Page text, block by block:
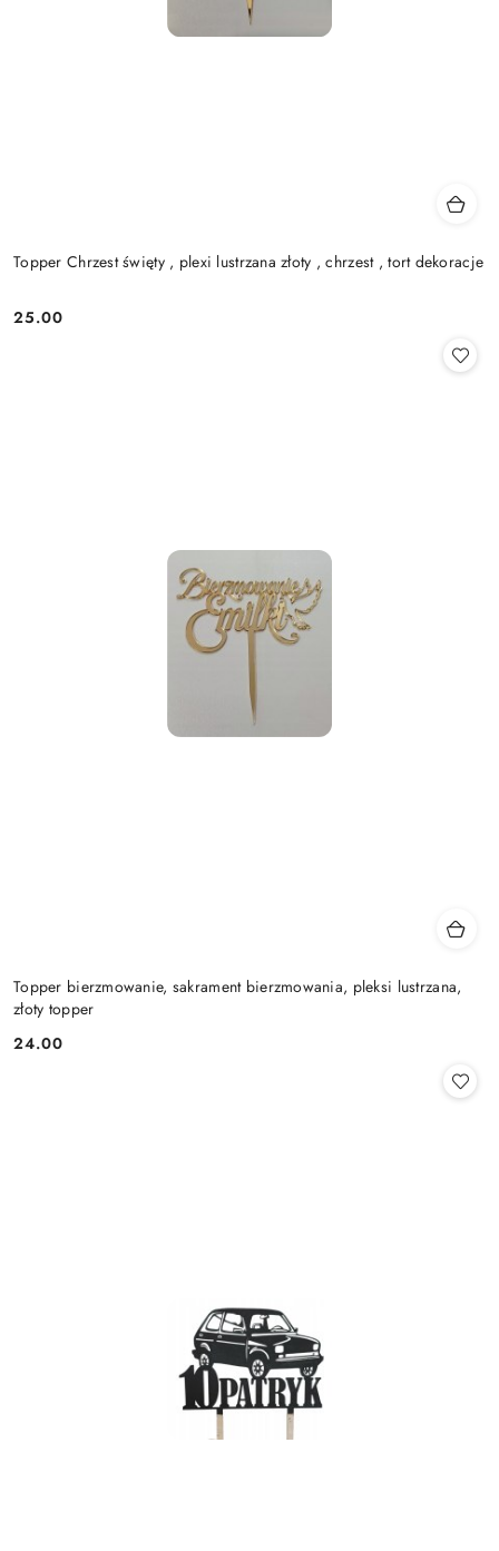
Topper Chrzest święty , plexi lustrzana złoty , chrzest , tort dekoracje
Cena:
25.00
Topper bierzmowanie, sakrament bierzmowania, pleksi lustrzana,
złoty topper
Cena:
24.00